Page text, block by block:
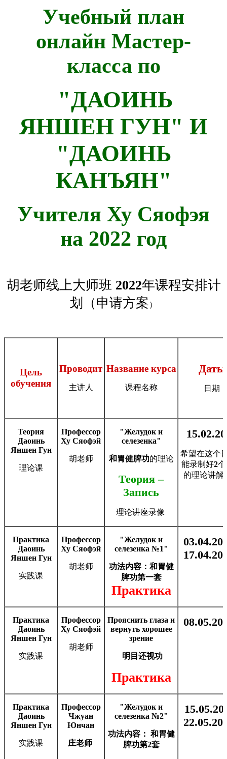
Учебный план
онлайн Мастер-
класса по
"ДАОИНЬ
ЯНШЕН ГУН" И
"ДАОИНЬ
КАНЪЯН"
Учителя Ху Сяофэя
на 2022 год
胡老师线上大师班 2022年课程安排计
划（申请方案）
Цель
обучения
Проводит
主讲人
Название курса
课程名称
Даты
日期
Теория
Даоинь
Яншен Гун
理论课
Профессор
Ху Сяофэй
胡老师
"Желудок и
селезенка"
和胃健脾功的理论
Теория –
Запись
理论讲座录像
希望在这个
能录制好2
的理论讲解
Практика
Даоинь
Яншен Гун
实践课
Профессор
Ху Сяофэй
胡老师
"Желудок и
селезенка №1"
功法内容： 和胃健
脾功第一套
Практика
03.04
17.04
Практика
Даоинь
Яншен Гун
实践课
Профессор
Ху Сяофэй
胡老师
Прояснить глаза и
вернуть хорошее
зрение
明目 还视功
Практика
08.05
Практика
Даоинь
Яншен Гун
实践课
Профессор
Чжуан
Юнчан
庄老师
"Желудок и
селезенка №2"
功法内容： 和胃健
脾功第2套